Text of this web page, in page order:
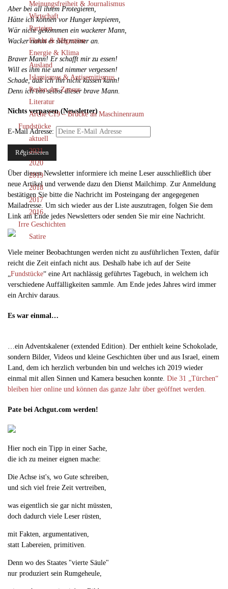
Meinungsfreiheit & Journalismus
Wirtschaft
Parteien
Flucht & Migration
Energie & Klima
Ausland
Islamismus & Antisemitismus
Perlen der Zensur
Literatur
Arche C19 – Brücke an Maschinenraum
Fundstücke
aktuell
2021
2020
2019
2018
2017
2016
Irre Geschichten
Satire
Aber bei all ihrem Protegieren,
Hätte ich können vor Hunger krepieren,
Wär nicht gekommen ein wackerer Mann,
Wacker nahm er sich meiner an.
Braver Mann! Er schafft mir zu essen!
Will es ihm nie und nimmer vergessen!
Schade, daß ich ihn nicht küssen kann!
Denn ich bin selbst dieser brave Mann.
Nichts verpassen (Newsletter)
E-Mail Adresse:
Über diesen Newsletter informiere ich meine Leser ausschließlich über
neue Artikel und verwende dazu den Dienst Mailchimp. Zur Anmeldung
bestätigen Sie bitte die Nachricht im Posteingang der angegegenen
Mailadresse. Um sich wieder aus der Liste auszutragen, folgen Sie dem
Link am Ende jedes Newsletters oder senden Sie mir eine Nachricht.
Viele meiner Beobachtungen werden nicht zu ausführlichen Texten, dafür
reicht die Zeit einfach nicht aus. Deshalb habe ich auf der Seite
„Fundstücke“ eine Art nachlässig geführtes Tagebuch, in welchem ich
verschiedene Auffälligkeiten sammle. Am Ende jedes Jahres wird immer
ein Archiv daraus.
Es war einmal…
…ein Adventskalener (extended Edition). Der enthielt keine Schokolade,
sondern Bilder, Videos und kleine Geschichten über und aus Israel, einem
Land, dem ich herzlich verbunden bin und welches ich 2019 wieder
einmal mit allen Sinnen und Kamera besuchen konnte. Die 31 „Türchen“
bleiben hier online und können das ganze Jahr über geöffnet werden.
Pate bei Achgut.com werden!
Hier noch ein Tipp in einer Sache,
die ich zu meiner eignen mache:
Die Achse ist's, wo Gute schreiben,
und sich viel freie Zeit vertreiben,
was eigentlich sie gar nicht müssten,
doch dadurch viele Leser rüsten,
mit Fakten, argumentativen,
statt Labereien, primitiven.
Denn wo des Staates "vierte Säule"
nur produziert sein Rumgeheule,